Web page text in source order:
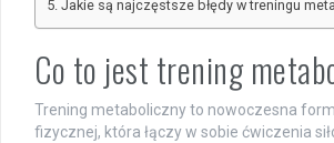
Jakie są najczęstsze błędy w treningu
Co to jest trening
Trening metaboliczny to nowoczesna
fizycznej, która łączy w sobie ćwiczenia